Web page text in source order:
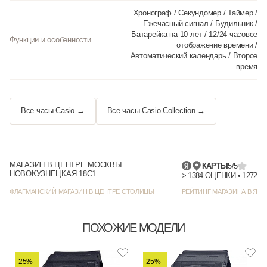
Функции и особенности
Хронограф / Секундомер / Таймер /
Ежечасный сигнал / Будильник /
Батарейка на 10 лет / 12/24-часовое
отображение времени /
Автоматический календарь / Второе
время
Все часы Casio → Все часы Casio Collection →
МАГАЗИН В ЦЕНТРЕ МОСКВЫ
НОВОКУЗНЕЦКАЯ 18С1
ФЛАГМАНСКИЙ МАГАЗИН В ЦЕНТРЕ СТОЛИЦЫ
КАРТЫ5/5
РЕЙТИНГ МАГАЗИНА В
ПОХОЖИЕ МОДЕЛИ
25% 25%